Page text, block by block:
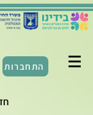
התחברות
<